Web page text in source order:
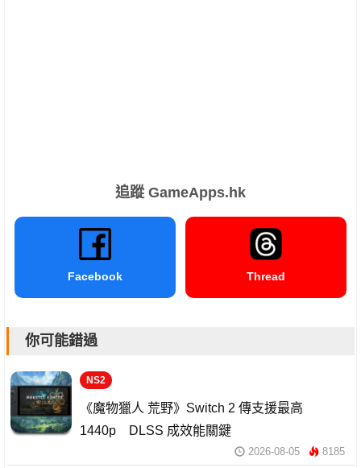
追蹤 GameApps.hk
Facebook Thread
你可能錯過
NS2
《魔物獵人 荒野》Switch 2 傳支援最高
1440p DLSS 成效能關鍵
2026-08-05 8185